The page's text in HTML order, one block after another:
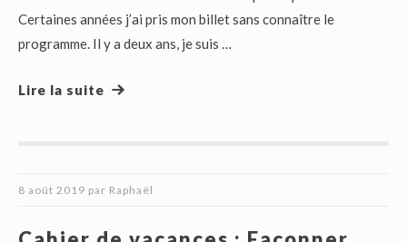
Certaines années j’ai pris mon billet sans connaître le
programme. Il y a deux ans, je suis …
Lire la suite
8 août 2019 par Raphaël